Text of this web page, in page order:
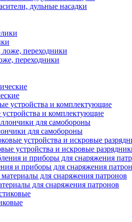
дульные насадки
переходники
устройства и комплектующие
для самобороны
устройства и искровые
и приборы для снаряжения
для снаряжения патронов